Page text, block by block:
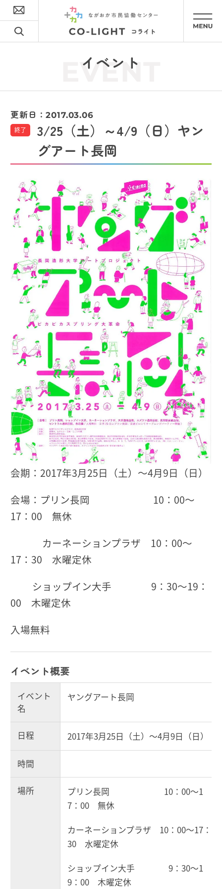
イベント
EVENT
更新日：2017.03.06
終了
3/25（土）～4/9（日）ヤン
グアート長岡
会期：2017年3月25日（土）～4月9日（日）
会場：プリン長岡 10：00～
17：00 無休
カーネーションプラザ 10：00～
17：30 水曜定休
ショップイン大手 9：30～19：
00 木曜定休
入場無料
イベント概要
イベント
名
ヤングアート長岡
日程 2017年3月25日（土）～4月9日（日）
時間
場所
プリン長岡 10：00～1
7：00 無休
カーネーションプラザ 10：00～17：
30 水曜定休
ショップイン大手 9：30～1
9：00 木曜定休